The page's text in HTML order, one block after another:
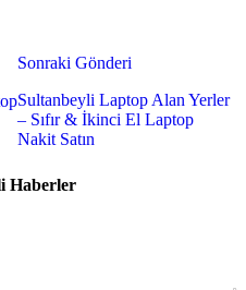
Sonraki Gönderi
Sultanbeyli Laptop Alan Yerler
– Sıfır & İkinci El Laptop
Nakit Satın
Haberler